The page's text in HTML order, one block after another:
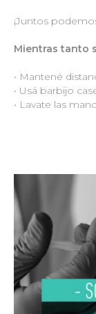
¡Juntos
Mientras tanto
• Mantené
• Usá barbijo
• Lavate las